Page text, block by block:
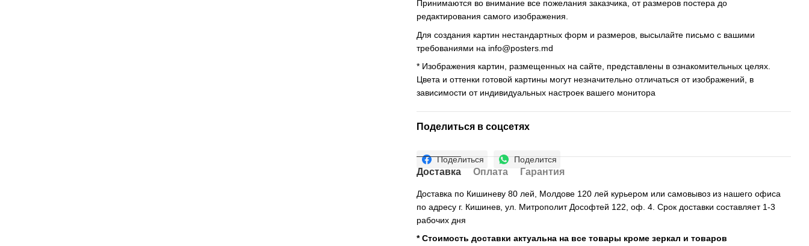
Принимаются во внимание все пожелания заказчика, от размеров постера до
редактирования самого изображения.
Для создания картин нестандартных форм и размеров, высылайте письмо c вашими
требованиями на info@posters.md
* Изображения картин, размещенных на сайте, представлены в ознакомительных целях.
Цвета и оттенки готовой картины могут незначительно отличаться от изображений, в
зависимости от индивидуальных настроек вашего монитора
Поделиться в соцсетях
Поделиться Поделится
Доставка Оплата Гарантия
Доставка по Кишиневу 80 лей, Молдове 120 лей курьером или самовывоз из нашего офиса
по адресу г. Кишинев, ул. Митрополит Дософтей 122, оф. 4. Срок доставки составляет 1-3
рабочих дня
* Стоимость доставки актуальна на все товары кроме зеркал и товаров